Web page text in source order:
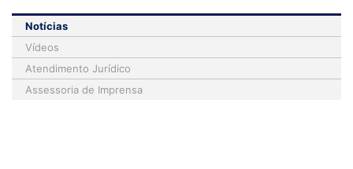
Notícias
Vídeos
Atendimento Jurídico
Assessoria de Imprensa